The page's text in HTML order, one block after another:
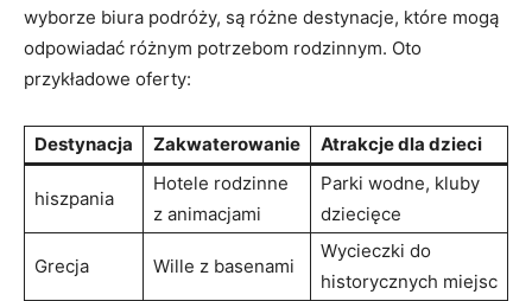
wyborze biura podróży, są ‌różne destynacje, które mogą
odpowiadać różnym potrzebom rodzinnym. Oto
przykładowe‍ oferty:
Destynacja Zakwaterowanie Atrakcje dla dzieci
hiszpania
Hotele rodzinne‍
z animacjami
Parki wodne, kluby
dziecięce
Grecja Wille⁣ z basenami
Wycieczki​ do​
historycznych miejsc